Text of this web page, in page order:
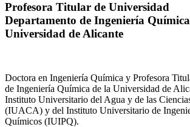
Profesora Titular de Universidad
Departamento de Ingeniería Química
Universidad de Alicante
Doctora en Ingeniería Química y Profesora
de Ingeniería Química de la Universidad de
Instituto Universitario del Agua y de las
(IUACA) y del Instituto Universitario de
Químicos (IUIPQ).